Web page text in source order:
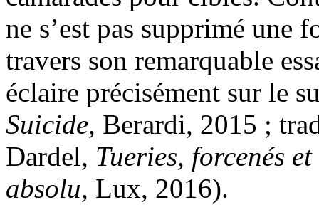
ne s’est pas supprimé une
travers son remarquable
éclaire précisément sur le
Suicide, Berardi, 2015 ;
Dardel, Tueries, forcenés
absolu, Lux, 2016).